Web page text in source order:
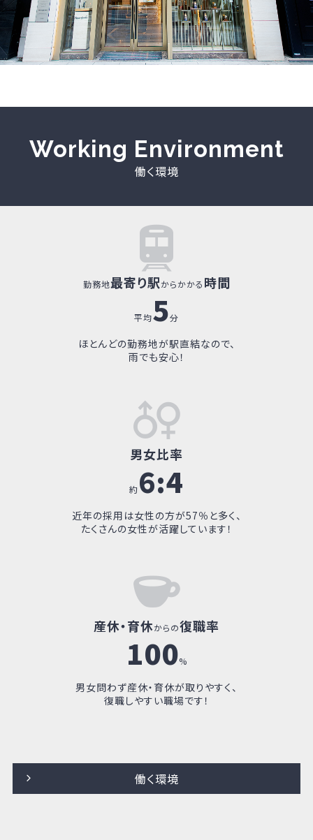
Working Environment
働く環境
最寄り駅
平均 5分
ほとんどの勤務地が駅直結なので、
雨でも安心！
男女 比率
6:
近年の採用は女性の方が57％と多く、
産休・育休 復職率
男女問わず産休・育休が取りやすく、
復職しやすい職場です！